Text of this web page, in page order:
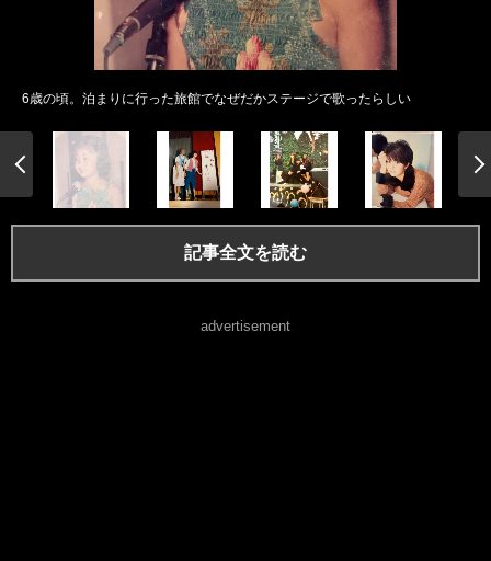
6歳の頃。泊まりに行った旅館でなぜだかステージで歌ったらしい
記事全文を読む
advertisement